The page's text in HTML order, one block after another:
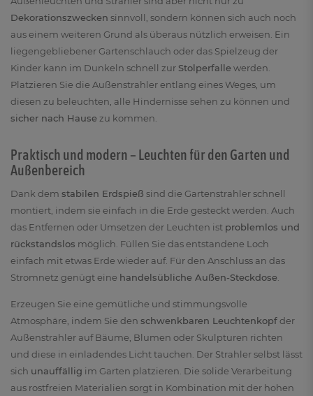
Dekorationszwecken sinnvoll, sondern können sich auch noch
aus einem weiteren Grund als überaus nützlich erweisen. Ein
liegengebliebener Gartenschlauch oder das Spielzeug der
Kinder kann im Dunkeln schnell zur Stolperfallewerden.
Platzieren Sie die Außenstrahler entlang eines Weges, um
diesen zu beleuchten, alle Hindernisse sehen zu können und
sicher nach Hause zu kommen.
Praktisch und modern – Leuchten für den Garten und
Außenbereich
Dank dem stabilen Erdspieß sind die Gartenstrahler schnell
montiert, indem sie einfach in die Erde gesteckt werden. Auch
das Entfernen oder Umsetzen der Leuchten ist problemlos und
rückstandslos möglich. Füllen Sie das entstandene Loch
einfach mit etwas Erde wieder auf. Für den Anschluss an das
Stromnetz genügt eine handelsübliche Außen-Steckdose
Erzeugen Sie eine gemütliche und stimmungsvolle
Atmosphäre, indem Sie den schwenkbaren Leuchtenkopfder
Außenstrahler auf Bäume, Blumen oder Skulpturen richten
und diese in einladendes Licht tauchen. Der Strahler selbst lässt
sich unauffällig im Garten platzieren. Die solide Verarbeitung
aus rostfreien Materialien sorgt in Kombination mit der hohen